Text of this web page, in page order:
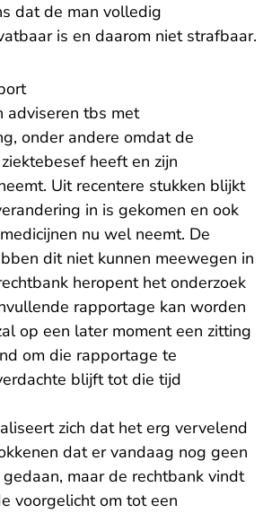
dat de man volledig
is en daarom niet strafbaar.
adviseren tbs met
onder andere omdat de
heeft en zijn
Uit recentere stukken blijkt
in is gekomen en ook
nu wel neemt. De
dit niet kunnen meewegen in
heropent het onderzoek
rapportage kan worden
op een later moment een zitting
om die rapportage te
blijft tot die tijd
zich dat het erg vervelend
dat er vandaag nog geen
maar de rechtbank vindt
voorgelicht om tot een